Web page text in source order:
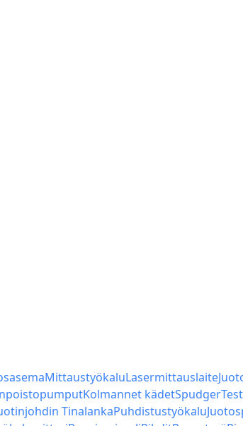
MittaustyökaluLasermittauslaite
Kolmannet kädetSpudger
TinalankaPuhdistustyökalu